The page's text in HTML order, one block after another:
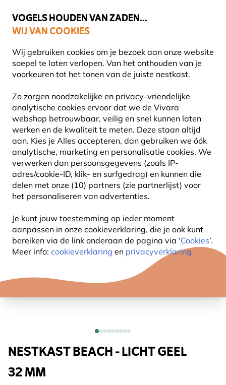
VOGELS HOUDEN VAN ZADEN...
WIJ VAN COOKIES
Wij gebruiken cookies om je bezoek aan onze website
soepel te laten verlopen. Van het onthouden van je
voorkeuren tot het tonen van de juiste nestkast.
Zo zorgen noodzakelijke en privacy-vriendelijke
analytische cookies ervoor dat we de Vivara
webshop betrouwbaar, veilig en snel kunnen laten
werken en de kwaliteit te meten. Deze staan altijd
aan. Kies je Alles accepteren, dan gebruiken we óók
analytische, marketing en personalisatie cookies. We
verwerken dan persoonsgegevens (zoals IP-
adres/cookie-ID, klik- en surfgedrag) en kunnen die
delen met onze (10) partners (zie partnerlijst) voor
het personaliseren van advertenties.
Je kunt jouw toestemming op ieder moment
aanpassen in onze cookieverklaring, die je ook kunt
bereiken via de link onderaan de pagina via ‘Cookies’.
Meer info: cookieverklaring en privacyverklaring
Gratis thuisbezorgd vanaf €49
NESTKAST BEACH - LICHT GEEL
32 MM